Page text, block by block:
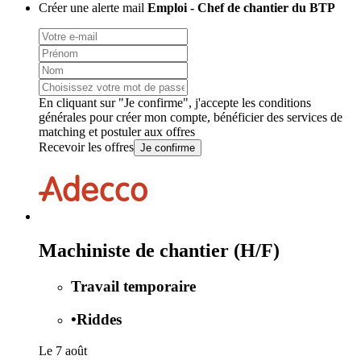
Créer une alerte mail Emploi - Chef de chantier du BTP
En cliquant sur "Je confirme", j'accepte les conditions
générales pour créer mon compte, bénéficier des services de
matching et postuler aux offres
Recevoir les offres Je confirme
Machiniste de chantier (H/F)
Travail temporaire
•Riddes
Le 7 août